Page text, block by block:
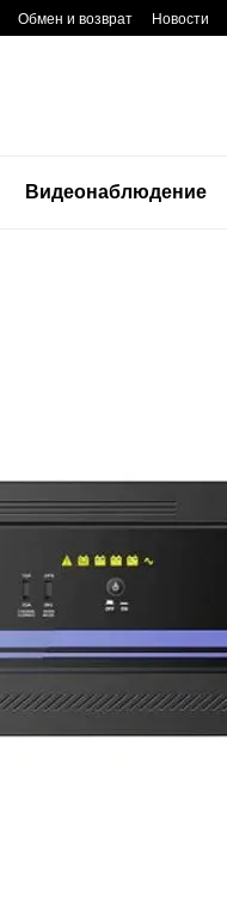
Обмен и возврат Новости
Видеонаблюдение